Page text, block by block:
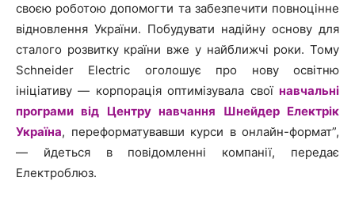
своєю роботою допомогти та забезпечити повноцінне
відновлення України. Побудувати надійну основу для
сталого розвитку країни вже у найближчі роки. Тому
Schneider Electric оголошує про нову освітню
ініціативу — корпорація оптимізувала свої навчальні
програми від Центру навчання Шнейдер Електрік
Україна, переформатувавши курси в онлайн-формат”,
— йдеться в повідомленні компанії, передає
Електроблюз.